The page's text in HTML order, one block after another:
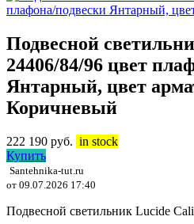
Подвесной
24406/84/96 цвет
Янтарный, цвет
Коричневый
222 190 руб. in stock
Купить
Santehnika-tut.ru
от 09.07.2026 17:40
Подвесной светильник Lucide